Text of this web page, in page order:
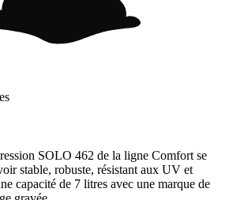
SOLO 462 de la ligne Comfort se
stable, robuste, résistant aux UV et
capacité de 7 litres avec une marque de